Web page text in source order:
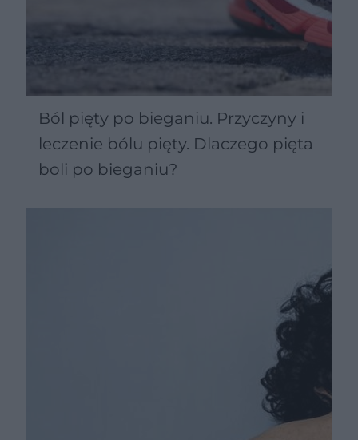
Ból pięty po bieganiu. Przyczyny i
leczenie bólu pięty. Dlaczego pięta
boli po bieganiu?